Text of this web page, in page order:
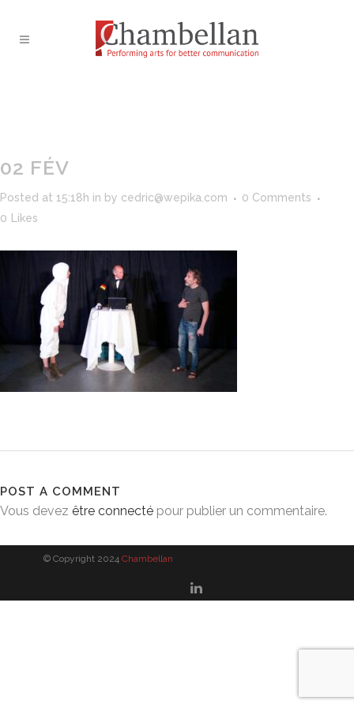
02 FÉV
Posted at 15:18h in by cedric@wepika.com
0 Comments
0
Likes
POST A COMMENT
Vous devez être connecté pour publier un commentaire.
© Copyright 2024 Chambellan